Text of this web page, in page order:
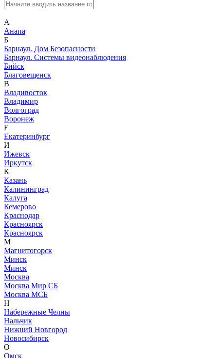
А
Анапа
Б
Барнаул. Дом Безопасности
Барнаул. Системы видеонаблюдения
Бийск
Благовещенск
В
Владивосток
Владимир
Волгоград
Воронеж
Е
Екатеринбург
И
Ижевск
Иркутск
К
Казань
Калининград
Калуга
Кемерово
Краснодар
Красноярск
Красноярск
М
Магнитогорск
Минск
Минск
Москва
Москва Мир СБ
Москва МСБ
Н
Набережные Челны
Нальчик
Нижний Новгород
Новосибирск
О
Омск